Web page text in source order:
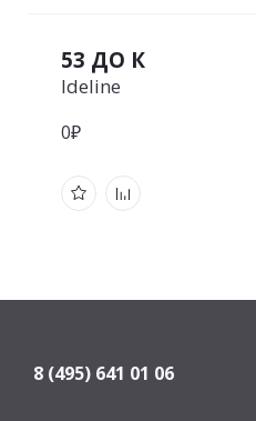
53 ДО К
Ideline
0₽
8 (495) 641 01 06